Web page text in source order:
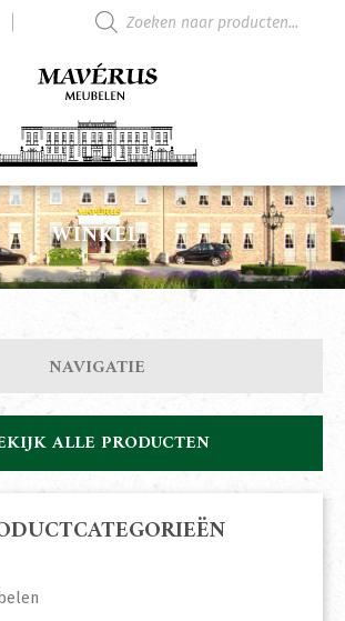
WINKEL
NAVIGATIE
ALLE PRODUCTEN